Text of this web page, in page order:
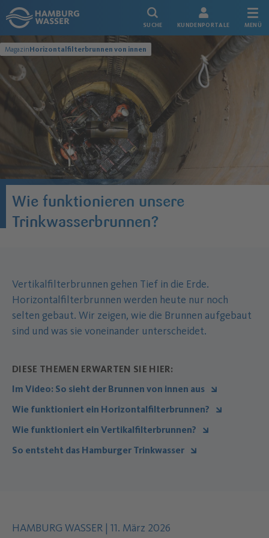
Link zur Startseite
SUCHE KUNDENPORTALE MENÜ
MagazinHorizontalfilterbrunnen von innen
Wie funktionieren unsere
Trinkwasserbrunnen?
Vertikalfilterbrunnen gehen Tief in die Erde.
Horizontalfilterbrunnen werden heute nur noch
selten gebaut. Wir zeigen, wie die Brunnen aufgebaut
sind und was sie voneinander unterscheidet.
DIESE THEMEN ERWARTEN SIE HIER:
Im Video: So sieht der Brunnen von innen aus
Wie funktioniert ein Horizontalfilterbrunnen?
Wie funktioniert ein Vertikalfilterbrunnen?
So entsteht das Hamburger Trinkwasser
Autor des Inhalts:
HAMBURG WASSER | Datum der Veröffentlichung:
11. März 2026